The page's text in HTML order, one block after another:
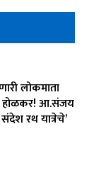
लोकमाता
होळकर! आ.संजय
रथ यात्रेचे’